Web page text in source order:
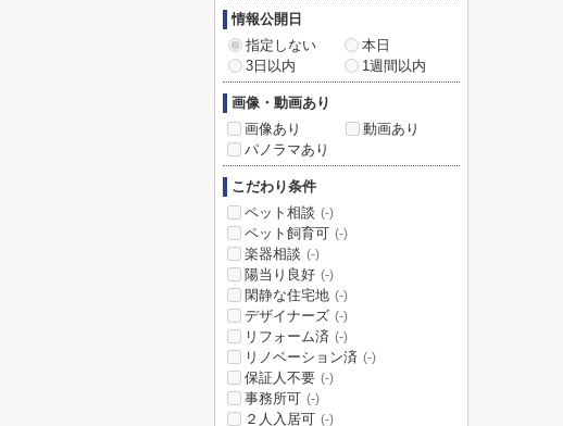
情報公開日
指定しない
本日
3日以内
1週間以内
画像・動画あり
画像あり
動画あり
パノラマあり
こだわり条件
ペット相談 (-)
ペット飼育可 (-)
楽器相談 (-)
陽当り良好 (-)
閑静な住宅地 (-)
デザイナーズ (-)
リフォーム済 (-)
リノベーション済 (-)
保証人不要 (-)
事務所可 (-)
２人入居可 (-)